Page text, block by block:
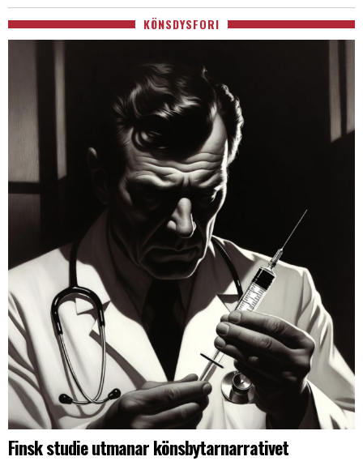
KÖNSDYSFORI
Finsk studie utmanar könsbytarnarrativet